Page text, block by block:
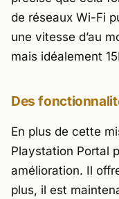
de réseaux Wi-Fi
une vitesse d’au
mais idéalement
Des
En plus de cette
Playstation Portal
amélioration. Il
plus, il est